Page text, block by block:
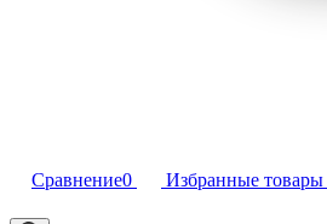
Сравнение0 Избранные товары